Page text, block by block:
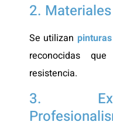
2.
Se utilizan pinturas
reconocidas
resistencia.
3.